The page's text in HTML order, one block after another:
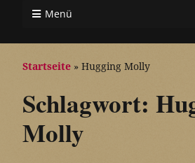
Menü
Startseite » Hugging Molly
Schlagwort:
Molly